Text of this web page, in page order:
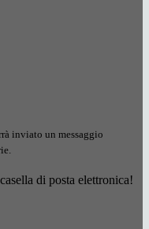
inviato un messaggio
di posta elettronica!